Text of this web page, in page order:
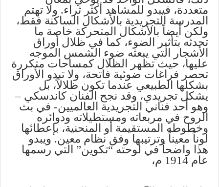
متعددة، فيبدو للمشاهد أكثر ثراء. ولا تهتم
المدرسة التجريدية بالأشكال الساكنة فقط،
ولكن أيضاً بالأشكال المتحركة خاصة ما
تحدثه بتأثير الضوء، كما في ظلال أوراق
الأشجار التي يبعثه ضوء الشمس الموجه
عليها، حيث تظهر الظلال كمساحات متكررة
تحصر فراغات ضوئية فاتحة، ولا تبدو الأوراق
بشكلها الطبيعي عندما تكون ظلالاً، بل
يشكل تجريدي، وقد نجح الفنان كاندسكي –
وهو أحد فناني التجريدية العالميين- في بث
الروح في مربعاته ومستطيلاته ودوائره
وخطوطه المستقيمة أو المنحنية، بإعطائها
لوناً معيناً وترتيبها وفق نظام معين. ويبدو
هذا واضحاً في لوحته “تكوين” التي رسمها
عام 1914 م،